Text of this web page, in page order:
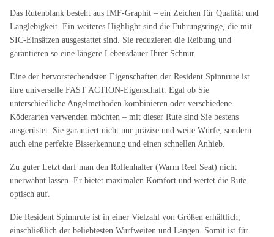
Das Rutenblank besteht aus IMF-Graphit – ein Zeichen für Qualität und
Langlebigkeit. Ein weiteres Highlight sind die Führungsringe, die mit
SIC-Einsätzen ausgestattet sind. Sie reduzieren die Reibung und
garantieren so eine längere Lebensdauer Ihrer Schnur.
Eine der hervorstechendsten Eigenschaften der Resident Spinnrute ist
ihre universelle FAST ACTION-Eigenschaft. Egal ob Sie
unterschiedliche Angelmethoden kombinieren oder verschiedene
Köderarten verwenden möchten – mit dieser Rute sind Sie bestens
ausgerüstet. Sie garantiert nicht nur präzise und weite Würfe, sondern
auch eine perfekte Bisserkennung und einen schnellen Anhieb.
Zu guter Letzt darf man den Rollenhalter (Warm Reel Seat) nicht
unerwähnt lassen. Er bietet maximalen Komfort und wertet die Rute
optisch auf.
Die Resident Spinnrute ist in einer Vielzahl von Größen erhältlich,
einschließlich der beliebtesten Wurfweiten und Längen. Somit ist für